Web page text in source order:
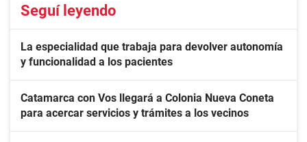
Seguí leyendo
La especialidad que trabaja para devolver autonomía
y funcionalidad a los pacientes
Catamarca con Vos llegará a Colonia Nueva Coneta
para acercar servicios y trámites a los vecinos